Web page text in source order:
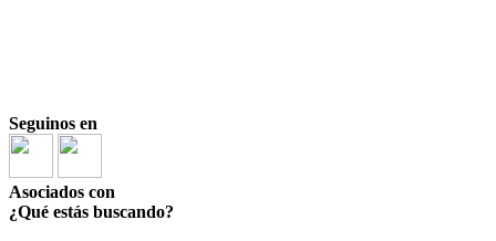
Seguinos en
Asociados con
¿Qué estás buscando?